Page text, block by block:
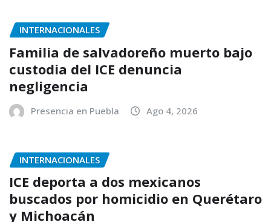
INTERNACIONALES
Familia de salvadoreño muerto bajo
custodia del ICE denuncia
negligencia
Presencia en Puebla Ago 4, 2026
INTERNACIONALES
ICE deporta a dos mexicanos
buscados por homicidio en Querétaro
y Michoacán